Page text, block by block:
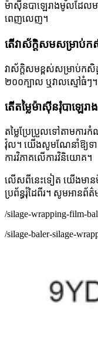
ម៉ាស៊ីនបាឡេរាងមូលដែលម
ពេញលេញ។
តើវាស័ក្តិសមសម្រាប់ក
វាស័ក្តិសមខ្ពស់សម្រាប់ក
២០០ក្បាល ឬវាលស្មៅធំៗ។
តើតម្លៃម៉ាស៊ីនរុំបាឡេរ
តម្លៃប្រែប្រួលទៅតាមការ
វ៉ុល។ យើងសូមណែនាំឱ្យទា
ការវិភាគលើការវិនិយោគ។
លើសពីនេះទៀត យើងមាន
ប្រព័ន្ធរុំដៃពីរ។ សូមអានព័
/silage-wrapping-film-
/silage-baler-silage-